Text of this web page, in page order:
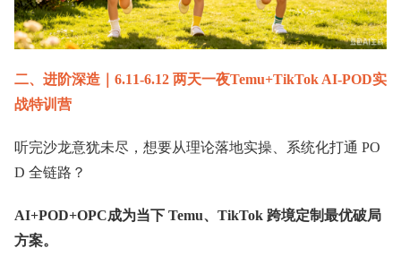
二、进阶深造｜6.11-6.12 两天一夜Temu+TikTok AI-POD实
战特训营
听完沙龙意犹未尽，想要从理论落地实操、系统化打通 PO
D 全链路？
AI+POD+OPC成为当下 Temu、TikTok 跨境定制最优破局
方案。